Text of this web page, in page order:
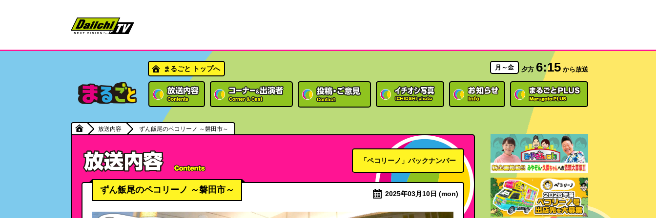
まるごと トップへ 月～金 夕方 6:15 から放送
放送内容 ずん飯尾のペコリーノ ～磐田市～
「ペコリーノ」バックナンバー
ずん飯尾のペコリーノ ～磐田市～ 2025年03月10日 (mon)